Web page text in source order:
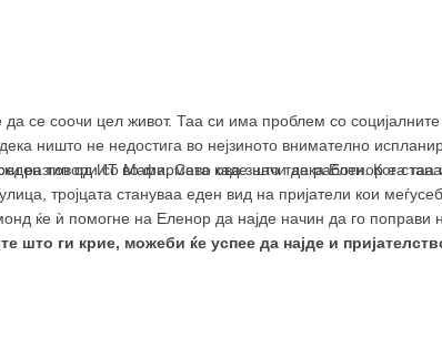
да се соочи цел живот. Таа си има проблем со
ништо не недостига во нејзиното внимателно
разговори со Мама. Сево ова значи дека Еленор е
тип од ИТ во фирмата каде што таа работи. Кога таа
тројцата стануваа еден вид на пријатели кои
ќе ѝ помогне на Еленор да најде начин да го поправи
што ги крие, можеби ќе успее да најде и